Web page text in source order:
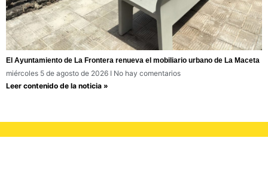
El Ayuntamiento de La Frontera renueva el mobiliario urbano de La Maceta
miércoles 5 de agosto de 2026
No hay comentarios
Leer contenido de la noticia »